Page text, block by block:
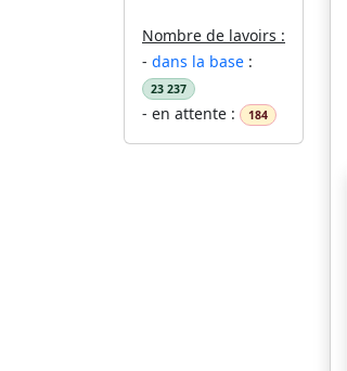
Nombre de lavoirs :
- dans la base :
23 237
- en attente : 184